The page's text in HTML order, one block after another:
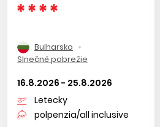
Bulharsko
Slnečné pobrežie
16.8.2026 - 25.8.2026
Letecky
polpenzia/all inclusive